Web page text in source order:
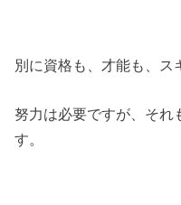
別に資格も、才能も、ス
努力は必要ですが、それ
す。